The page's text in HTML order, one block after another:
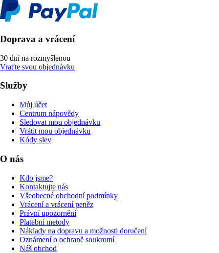
Doprava a vrácení
30 dní na rozmyšlenou
Vraťte svou objednávku
Služby
Můj účet
Centrum nápovědy
Sledovat mou objednávku
Vrátit mou objednávku
Kódy slev
O nás
Kdo jsme?
Kontaktujte nás
Všeobecné obchodní podmínky
Vrácení a vrácení peněz
Právní upozornění
Platební metody
Náklady na dopravu a možnosti doručení
Oznámení o ochraně soukromí
Náš obchod